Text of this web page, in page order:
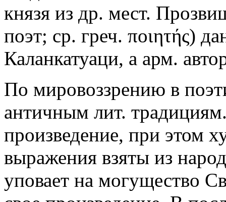
князя из др. мест.
поэт; ср. греч. ποιητής)
Каланкатуаци, а арм.
По мировоззрению в
античным лит.
произведение, при этом
выражения взяты из
уповает на могущество